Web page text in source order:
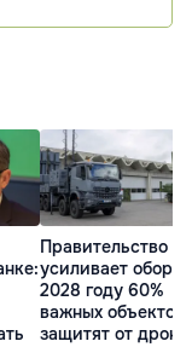
Правительство
усиливает
2028 году 60%
важных объектов
защитят от